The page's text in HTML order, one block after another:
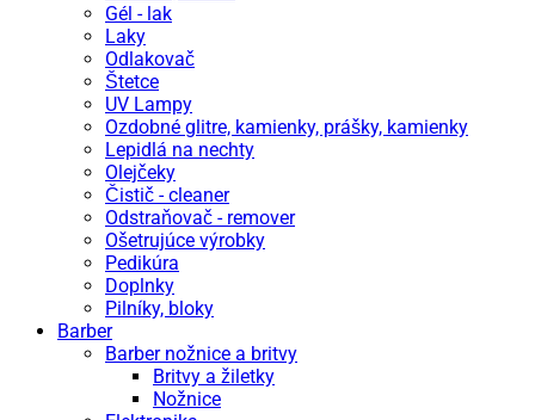
Gél - lak
Laky
Odlakovač
Štetce
UV Lampy
Ozdobné glitre, kamienky, prášky, kamienky
Lepidlá na nechty
Olejčeky
Čistič - cleaner
Odstraňovač - remover
Ošetrujúce výrobky
Pedikúra
Doplnky
Pilníky, bloky
Barber
Barber nožnice a britvy
Britvy a žiletky
Nožnice